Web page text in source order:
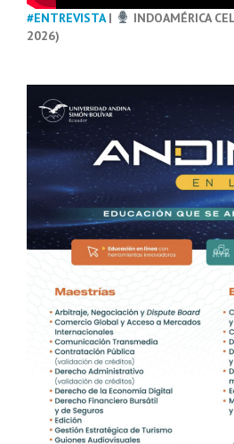
#ENTREVISTA|
INDOAMÉRICA
2026)